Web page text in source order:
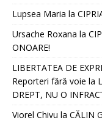
Lupsea Maria la
Ursache Roxana la
ONOARE!
LIBERTATEA DE
Reporteri fără voie la
DREPT, NU O
Viorel Chivu la CĂLIN